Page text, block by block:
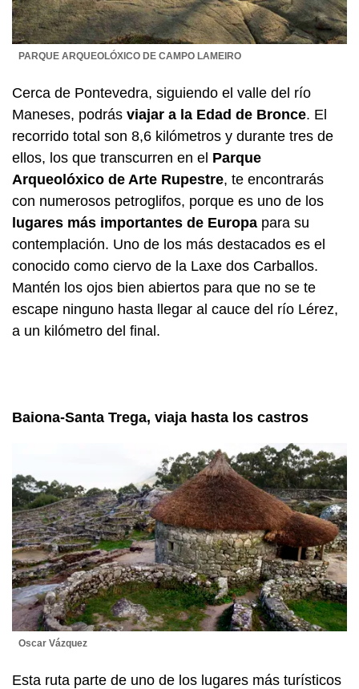
PARQUE ARQUEOLÓXICO DE CAMPO LAMEIRO
Cerca de Pontevedra, siguiendo el valle del río
Maneses, podrás viajar a la Edad de Bronce. El
recorrido total son 8,6 kilómetros y durante tres de
ellos, los que transcurren en el Parque
Arqueolóxico de Arte Rupestre, te encontrarás
con numerosos petroglifos, porque es uno de los
lugares más importantes de Europa para su
contemplación. Uno de los más destacados es el
conocido como ciervo de la Laxe dos Carballos.
Mantén los ojos bien abiertos para que no se te
escape ninguno hasta llegar al cauce del río Lérez,
a un kilómetro del final.
Baiona-Santa Trega, viaja hasta los castros
Oscar Vázquez
Esta ruta parte de uno de los lugares más turísticos